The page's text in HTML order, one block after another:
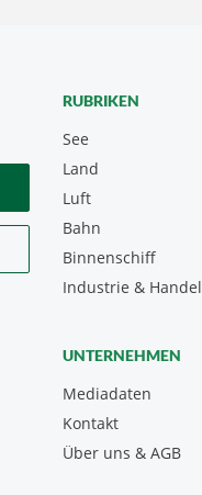
RUBRIKEN
See
Land
Luft
Bahn
Binnenschiff
Industrie & Handel
UNTERNEHMEN
Mediadaten
Kontakt
Über uns & AGB